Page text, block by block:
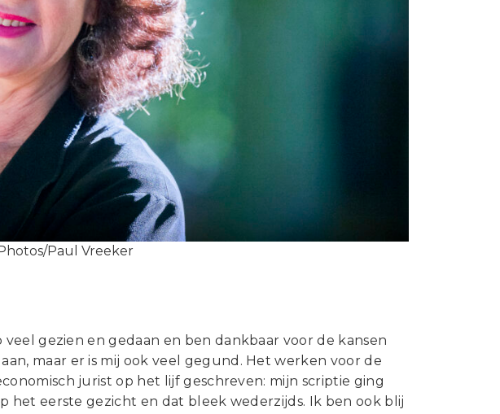
Paul Vreeker
gezien en gedaan en ben dankbaar voor de kansen
maar er is mij ook veel gegund. Het werken voor de
jurist op het lijf geschreven: mijn scriptie ging
het eerste gezicht en dat bleek wederzijds. Ik ben ook blij